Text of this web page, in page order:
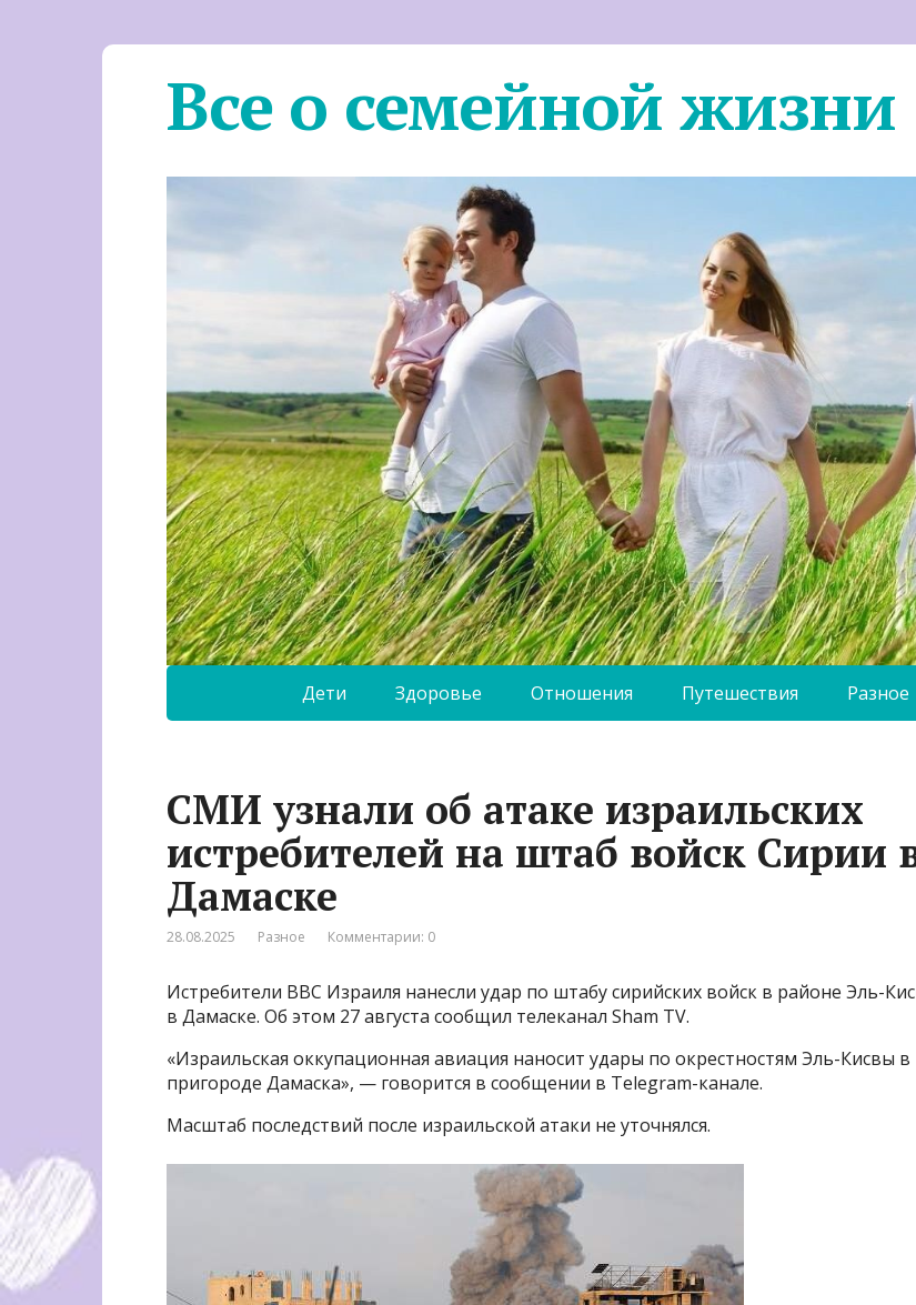
Все о семейной жизни
Дети Здоровье Отношения Путешествия Разное
СМИ узнали об атаке израильских
истребителей на штаб войск Сирии
Дамаске
28.08.2025 Разное Комментарии: 0
Истребители ВВС Израиля нанесли удар по штабу сирийских войск в районе Эль-
в Дамаске. Об этом 27 августа сообщил телеканал Sham TV.
«Израильская оккупационная авиация наносит удары по окрестностям Эль-Кисвы в
пригороде Дамаска», — говорится в сообщении в Telegram-канале.
Масштаб последствий после израильской атаки не уточнялся.